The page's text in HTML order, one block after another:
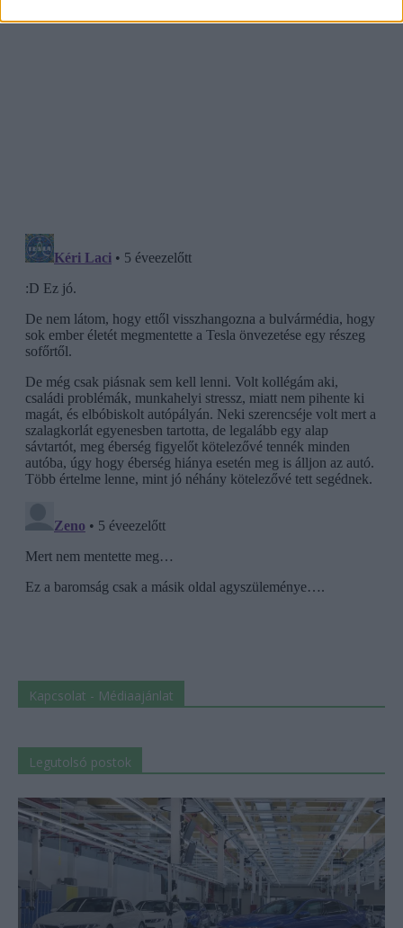
Kapcsolat - Médiaajánlat
Legutolsó postok